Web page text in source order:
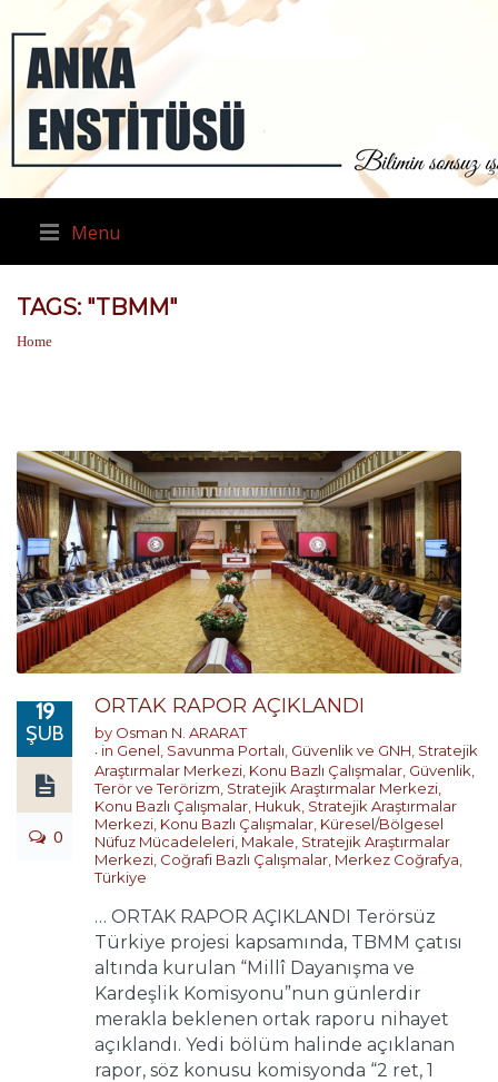
Menu
TAGS: "TBMM"
Home
19
ŞUB
0
ORTAK RAPOR AÇIKLANDI
by Osman N. ARARAT
in Genel Savunma Portalı Güvenlik ve GNH Stratejik
Araştırmalar Merkezi Konu Bazlı Çalışmalar Güvenlik,
Terör ve Terörizm Stratejik Araştırmalar Merkezi
Konu Bazlı Çalışmalar Hukuk Stratejik Araştırmalar
Merkezi Konu Bazlı Çalışmalar Küresel/Bölgesel
Nüfuz Mücadeleleri Makale Stratejik Araştırmalar
Merkezi Coğrafi Bazlı Çalışmalar Merkez Coğrafya
Türkiye
… ORTAK RAPOR AÇIKLANDI Terörsüz
Türkiye projesi kapsamında, TBMM çatısı
altında kurulan “Millî Dayanışma ve
Kardeşlik Komisyonu”nun günlerdir
merakla beklenen ortak raporu nihayet
açıklandı. Yedi bölüm halinde açıklanan
rapor, söz konusu komisyonda “2 ret, 1